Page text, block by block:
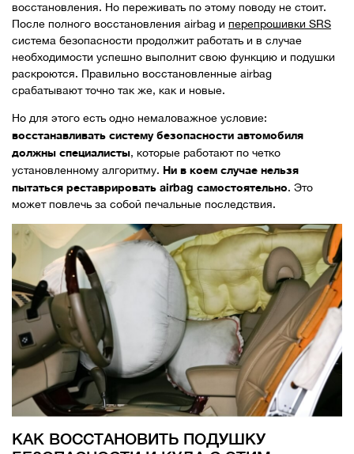
восстановления. Но переживать по этому поводу не стоит.
После полного восстановления airbag и перепрошивки SRS
система безопасности продолжит работать и в случае
необходимости успешно выполнит свою функцию и подушки
раскроются. Правильно восстановленные airbag
срабатывают точно так же, как и новые.
Но для этого есть одно немаловажное условие:
восстанавливать систему безопасности автомобиля
должны специалисты, которые работают по четко
установленному алгоритму. Ни в коем случае нельзя
пытаться реставрировать airbag самостоятельно. Это
может повлечь за собой печальные последствия.
КАК ВОССТАНОВИТЬ ПОДУШКУ